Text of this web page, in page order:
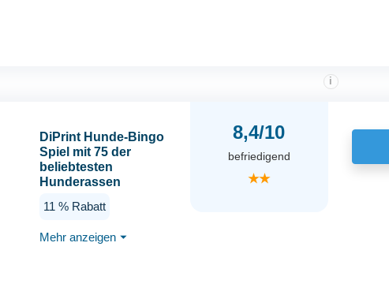
DiPrint Hunde-Bingo
Spiel mit 75 der
beliebtesten
Hunderassen
11 % Rabatt
Mehr anzeigen ⏷
8,4/10
i
befriedigend
★★